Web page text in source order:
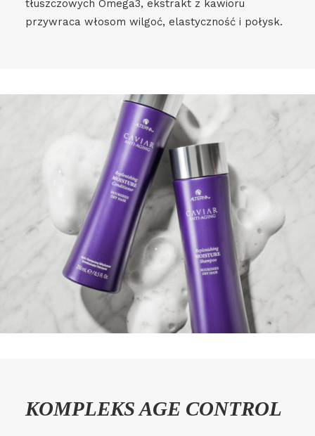
tłuszczowych Omega3, ekstrakt z kawioru
przywraca włosom wilgoć, elastyczność i połysk.
KOMPLEKS AGE CONTROL